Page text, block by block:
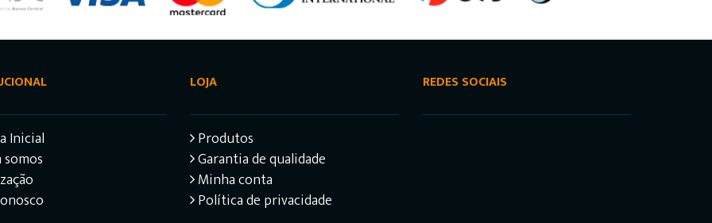
Inicial
LOJA
Produtos
Garantia de qualidade
Minha conta
Política de privacidade
REDES SOCIAIS